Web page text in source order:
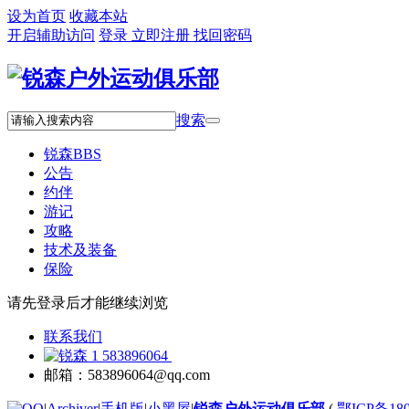
设为首页 收藏本站
开启辅助访问 登录 立即注册 找回密码
搜索
锐森BBS
公告
约伴
游记
攻略
技术及装备
保险
请先登录后才能继续浏览
联系我们
583896064
邮箱：583896064@qq.com